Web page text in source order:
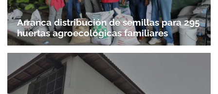
Arranca distribución de semillas para 295
huertas agroecológicas familiares